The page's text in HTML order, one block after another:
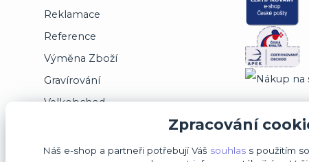
Reklamace
Reference
Výměna Zboží
Gravírování
Velkobchod
Jsme registrováni na puncovním úřadě
Zpracování
Náš e-shop a partneři potřebují Váš souhlas s použitím